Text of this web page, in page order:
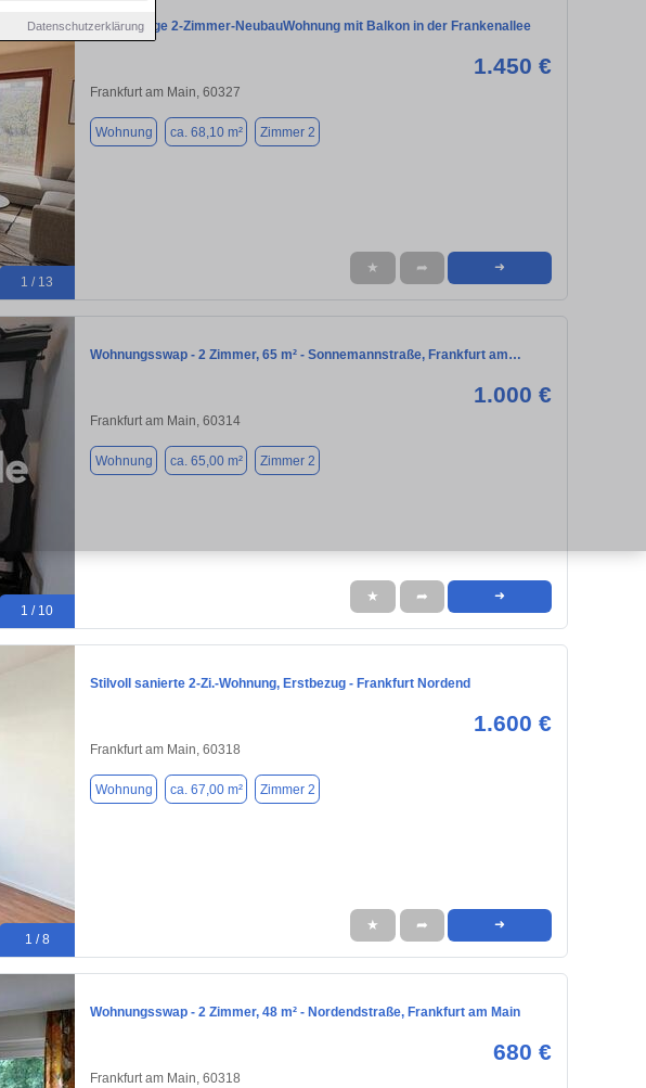
Datenschutzerklärung
1 / 13
Hochwertige 2-Zimmer-NeubauWohnung mit Balkon in der Frankenallee
1.450 €
Frankfurt am Main, 60327
Wohnung ca. 68,10 m² Zimmer 2
★ ➦ ➜
1 / 10
Wohnungsswap - 2 Zimmer, 65 m² - Sonnemannstraße, Frankfurt am…
1.000 €
Frankfurt am Main, 60314
Wohnung ca. 65,00 m² Zimmer 2
★ ➦ ➜
1 / 8
Stilvoll sanierte 2-Zi.-Wohnung, Erstbezug - Frankfurt Nordend
1.600 €
Frankfurt am Main, 60318
Wohnung ca. 67,00 m² Zimmer 2
★ ➦ ➜
Wohnungsswap - 2 Zimmer, 48 m² - Nordendstraße, Frankfurt am Main
680 €
Frankfurt am Main, 60318